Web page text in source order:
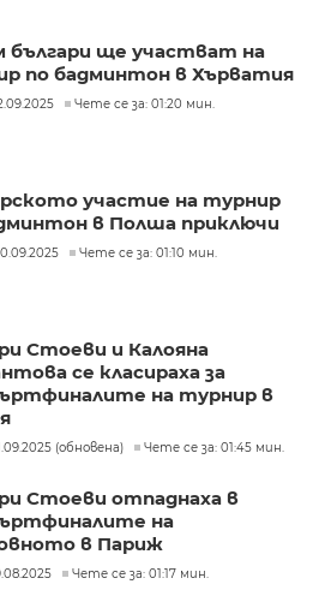
българи ще участват на
по бадминтон в Хърватия
Чете се за: 01:20 мин.
участие на турнир
в Полша приключи
Чете се за: 01:10 мин.
Стоеви и Калояна
се класираха за
на турнир в
(обновена) Чете се за: 01:45 мин.
Стоеви отпаднаха в
на
в Париж
Чете се за: 01:17 мин.